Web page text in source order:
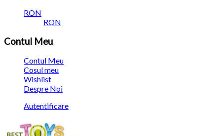
RON
RON
Contul Meu
Contul Meu
Cosul meu
Wishlist
Despre Noi
Autentificare